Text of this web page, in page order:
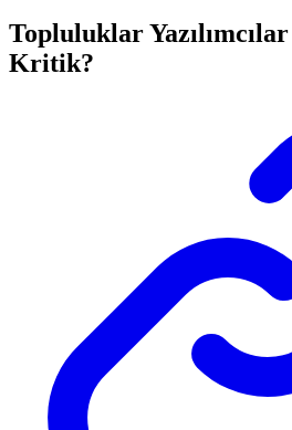
Topluluklar
Kritik?